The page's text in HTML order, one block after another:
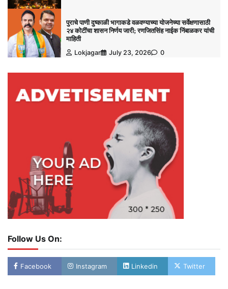
पुराचे पाणी दुष्काळी भागाकडे वळवण्याच्या योजनेच्या सर्वेक्षणासाठी
२४ कोटींचा शासन निर्णय जारी; रणजितसिंह नाईक निंबाळकर यांची
माहिती
Lokjagar
July 23, 2026 0
Follow Us On:
Facebook Instagram Linkedin Twitter